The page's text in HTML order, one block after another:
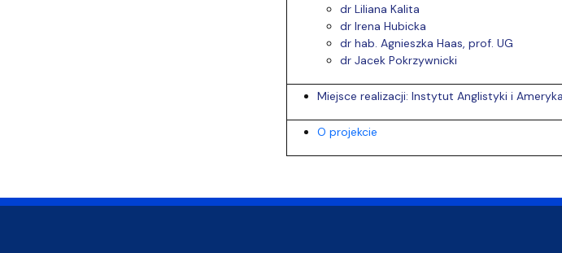
dr Liliana Kalita
dr Irena Hubicka
dr hab. Agnieszka Haas, prof. UG
dr Jacek Pokrzywnicki
Miejsce realizacji: Instytut Anglistyki i
O projekcie